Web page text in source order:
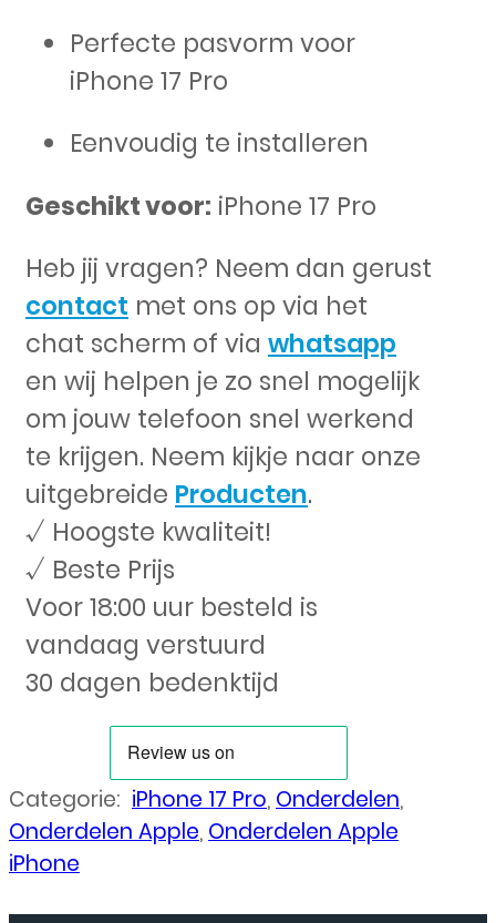
Perfecte pasvorm voor
iPhone 17 Pro
Eenvoudig te installeren
Geschikt voor: iPhone 17 Pro
Heb jij vragen? Neem dan gerust
contact met ons op via het
chat scherm of via whatsapp
en wij helpen je zo snel mogelijk
om jouw telefoon snel werkend
te krijgen. Neem kijkje naar onze
uitgebreide Producten.
√ Hoogste kwaliteit!
√ Beste Prijs
Voor 18:00 uur besteld is
vandaag verstuurd
30 dagen bedenktijd
Categorie: iPhone 17 Pro, Onderdelen,
Onderdelen Apple, Onderdelen Apple
iPhone